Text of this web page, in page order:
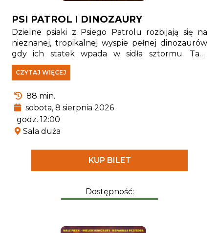
PSI PATROL I DINOZAURY
Dzielne psiaki z Psiego Patrolu rozbijają się na
nieznanej, tropikalnej wyspie pełnej dinozaurów
gdy ich statek wpada w sidła sztormu. Tam
spotykają Rexa — szczeniaka, który od lat jest
uwięziony na wyspie i stał się prawdziwym
pradawnymi gadami.
CZYTAJ WIĘCEJ
88 min.
sobota, 8 sierpnia 2026
godz. 12:00
Sala duża
KUP BILET
Dostępność: